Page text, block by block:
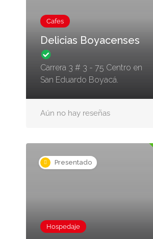
Cafes
Delicias Boyacenses
Carrera 3 # 3 - 75 Centro en
San Eduardo Boyacá.
Aún no hay reseñas
Presentado
Hospedaje